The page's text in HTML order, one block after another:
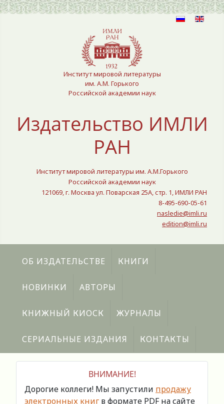
Выберите язык
Институт мировой литературы
им. А.М. Горького
Российской академии наук
Издательство ИМЛИ
РАН
Институт мировой литературы им. А.М.Горького
Российской академии наук
121069, г. Москва ул. Поварская 25A, стр. 1, ИМЛИ РАН
8-495-690-05-61
nasledie@imli.ru
edition@imli.ru
ОБ ИЗДАТЕЛЬСТВЕ КНИГИ
НОВИНКИ АВТОРЫ
КНИЖНЫЙ КИОСК ЖУРНАЛЫ
СЕРИАЛЬНЫЕ ИЗДАНИЯ КОНТАКТЫ
ВНИМАНИЕ!
Дорогие коллеги! Мы запустили продажу
электронных книг в формате PDF на сайте